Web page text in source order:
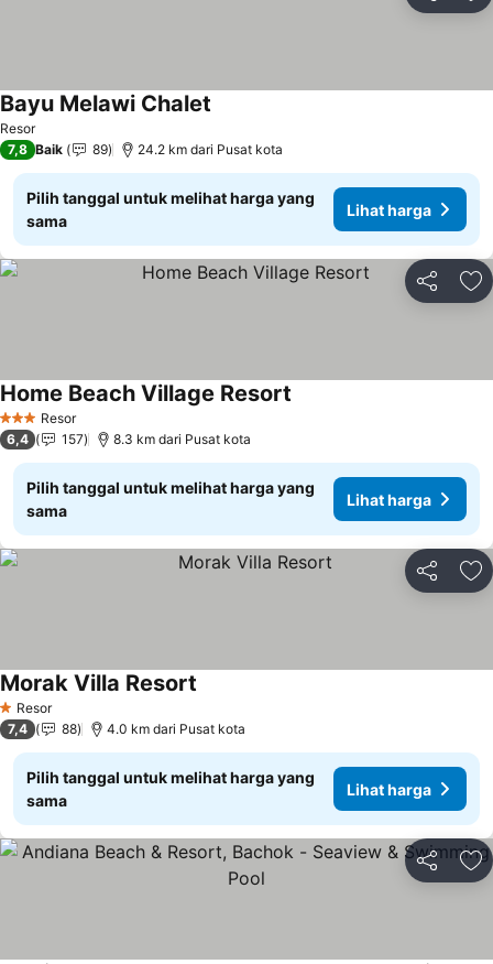
Resor
Bayu Melawi Chalet
7,8 Baik 89 24.2 km dari Pusat kota
Pilih tanggal untuk melihat harga yang
sama
Lihat harga
Bagikan
3 BintangResor
Home Beach Village Resort
6,4 157 8.3 km dari Pusat kota
Pilih tanggal untuk melihat harga yang
sama
Lihat harga
Bagikan
1 Bintang
Resor
Morak Villa Resort
7,4 88 4.0 km dari Pusat kota
Pilih tanggal untuk melihat harga yang
sama
Lihat harga
Bagikan